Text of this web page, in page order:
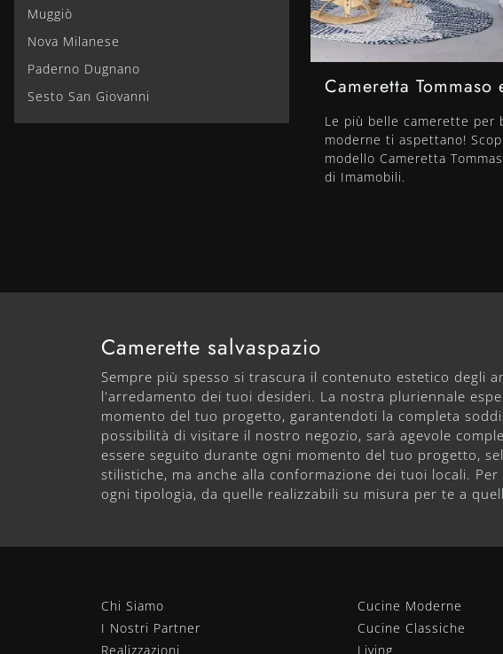
Muggiò
Nova Milanese
Paderno Dugnano
Sesto San Giovanni
Cameretta Tommaso
Le più belle camerette per
moderne ti aspettano!
modello Cameretta
di Imamobili.
Camerette salvaspazio
Sempre più spesso si trascura il contenuto estetico degli
l'arredamento dei tuoi desideri. La nostra pluriennale
momento del tuo progetto, garantendoti la completa
possibilità di visitare il nostro negozio, sarà agevole
essere seguito durante ogni momento del tuo progetto,
stilistiche, ma anche alla conformazione dei tuoi locali.
ogni tipologia, da quelle realizzabili su misura per te a
Chi Siamo
I Nostri Partner
Realizzazioni
Cucine Moderne
Cucine Classiche
Living